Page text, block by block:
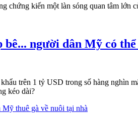
chứng kiến một làn sóng quan tâm
bê... người dân Mỹ có
trên 1 tỷ USD trong số hàng nghìn
kéo dài?